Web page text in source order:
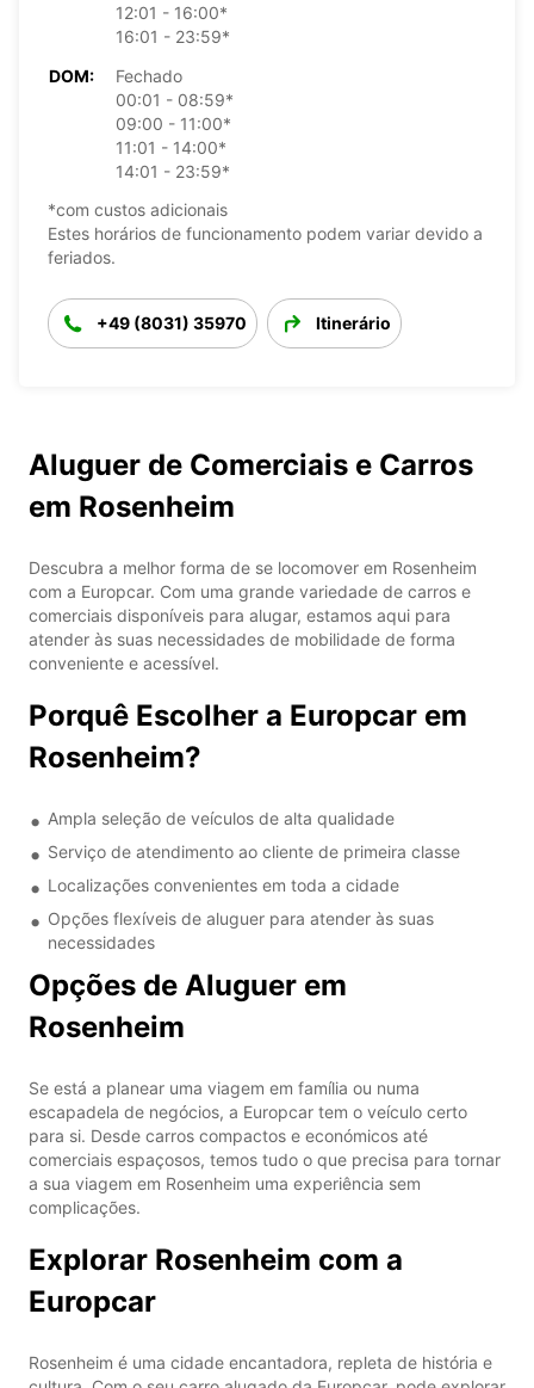
12:01 - 16:00*
16:01 - 23:59*
DOM:
Fechado
00:01 - 08:59*
09:00 - 11:00*
11:01 - 14:00*
14:01 - 23:59*
*com custos adicionais
Estes horários de funcionamento podem variar devido a
feriados.
+49 (8031) 35970 Itinerário
Aluguer de Comerciais e Carros
em Rosenheim
Descubra a melhor forma de se locomover em Rosenheim
com a Europcar. Com uma grande variedade de carros e
comerciais disponíveis para alugar, estamos aqui para
atender às suas necessidades de mobilidade de forma
conveniente e acessível.
Porquê Escolher a Europcar em
Rosenheim?
Ampla seleção de veículos de alta qualidade
Serviço de atendimento ao cliente de primeira classe
Localizações convenientes em toda a cidade
Opções flexíveis de aluguer para atender às suas
necessidades
Opções de Aluguer em
Rosenheim
Se está a planear uma viagem em família ou numa
escapadela de negócios, a Europcar tem o veículo certo
para si. Desde carros compactos e económicos até
comerciais espaçosos, temos tudo o que precisa para tornar
a sua viagem em Rosenheim uma experiência sem
complicações.
Explorar Rosenheim com a
Europcar
Rosenheim é uma cidade encantadora, repleta de história e